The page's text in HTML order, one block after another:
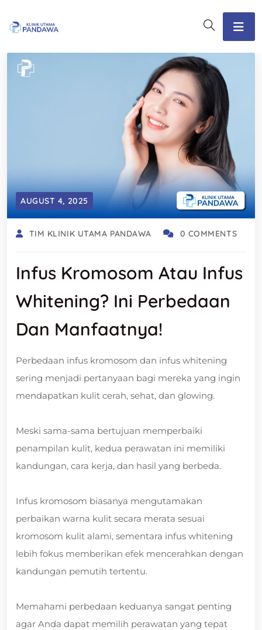
AUGUST 4, 2025
TIM KLINIK UTAMA PANDAWA 0 COMMENTS
Infus Kromosom Atau Infus
Whitening? Ini Perbedaan
Dan Manfaatnya!
Perbedaan infus kromosom dan infus whitening
sering menjadi pertanyaan bagi mereka yang ingin
mendapatkan kulit cerah, sehat, dan glowing.
Meski sama-sama bertujuan memperbaiki
penampilan kulit, kedua perawatan ini memiliki
kandungan, cara kerja, dan hasil yang berbeda.
Infus kromosom biasanya mengutamakan
perbaikan warna kulit secara merata sesuai
kromosom kulit alami, sementara infus whitening
lebih fokus memberikan efek mencerahkan dengan
kandungan pemutih tertentu.
Memahami perbedaan keduanya sangat penting
agar Anda dapat memilih perawatan yang tepat